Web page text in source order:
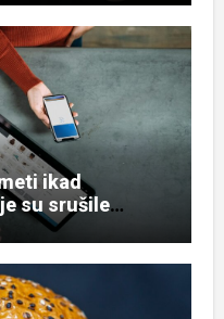
ikad
su srušile